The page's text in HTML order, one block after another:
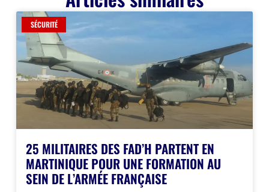
SÉCURITÉ
25 MILITAIRES DES FAD’H PARTENT EN
MARTINIQUE POUR UNE FORMATION AU
SEIN DE L’ARMÉE FRANÇAISE